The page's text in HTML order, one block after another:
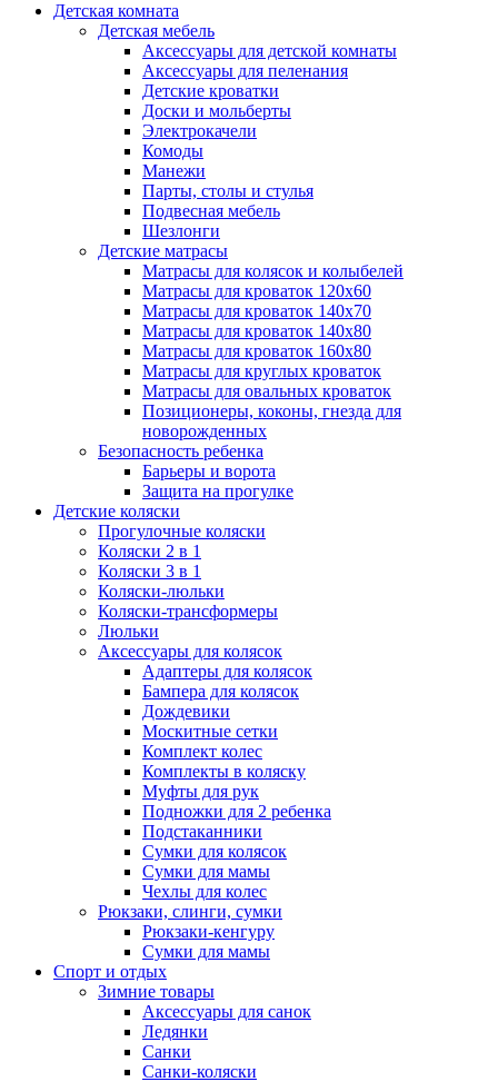
Детская комната
Детская мебель
Аксессуары для детской комнаты
Аксессуары для пеленания
Детские кроватки
Доски и мольберты
Электрокачели
Комоды
Манежи
Парты, столы и стулья
Подвесная мебель
Шезлонги
Детские матрасы
Матрасы для колясок и колыбелей
Матрасы для кроваток 120х60
Матрасы для кроваток 140х70
Матрасы для кроваток 140х80
Матрасы для кроваток 160х80
Матрасы для круглых кроваток
Матрасы для овальных кроваток
Позиционеры, коконы, гнезда для
новорожденных
Безопасность ребенка
Барьеры и ворота
Защита на прогулке
Детские коляски
Прогулочные коляски
Коляски 2 в 1
Коляски 3 в 1
Коляски-люльки
Коляски-трансформеры
Люльки
Аксессуары для колясок
Адаптеры для колясок
Бампера для колясок
Дождевики
Москитные сетки
Комплект колес
Комплекты в коляску
Муфты для рук
Подножки для 2 ребенка
Подстаканники
Сумки для колясок
Сумки для мамы
Чехлы для колес
Рюкзаки, слинги, сумки
Рюкзаки-кенгуру
Сумки для мамы
Спорт и отдых
Зимние товары
Аксессуары для санок
Ледянки
Санки
Санки-коляски